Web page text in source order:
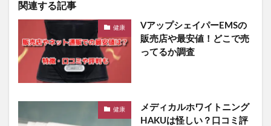
関連する記事
健康
VアップシェイパーEMSの
販売店や最安値！どこで売
ってるか調査
健康
メディカルホワイトニング
HAKUは怪しい？口コミ評